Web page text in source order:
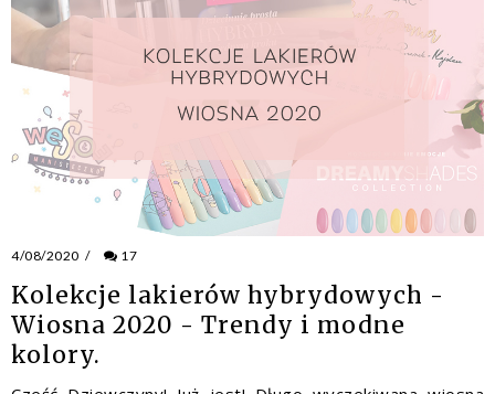
4/08/2020 / 17
Kolekcje lakierów hybrydowych -
Wiosna 2020 - Trendy i modne
kolory.